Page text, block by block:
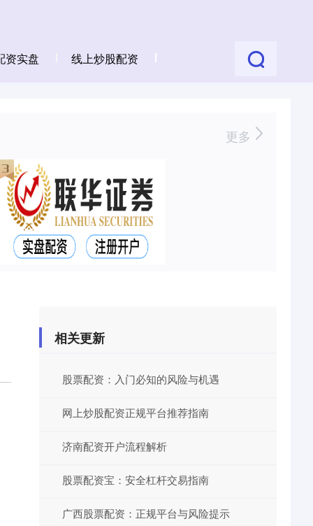
资实盘 线上炒股配资
更多
相关更新
股票配资：入门必知的风险与机遇
网上炒股配资正规平台推荐指南
济南配资开户流程解析
股票配资宝：安全杠杆交易指南
广西股票配资：正规平台与风险提示